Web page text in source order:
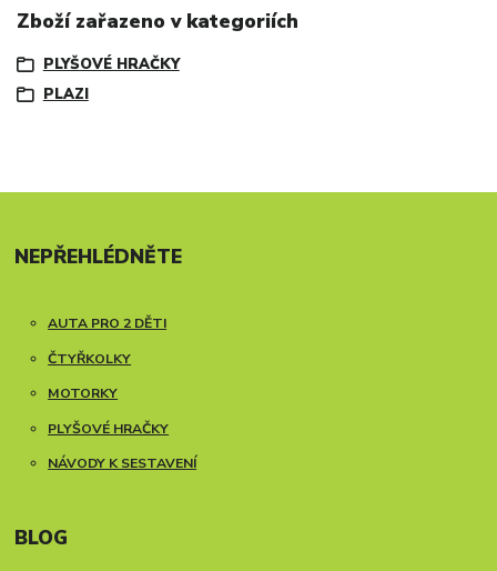
Zboží zařazeno v kategoriích
PLYŠOVÉ HRAČKY
PLAZI
NEPŘEHLÉDNĚTE
AUTA PRO 2 DĚTI
ČTYŘKOLKY
MOTORKY
PLYŠOVÉ HRAČKY
NÁVODY K SESTAVENÍ
BLOG